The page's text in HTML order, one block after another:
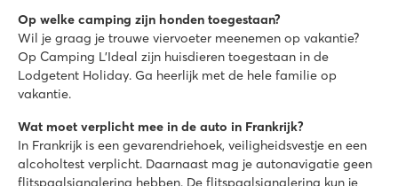
★ ★ ★ ★
Geweldig waterpark met halfpipe-glijbaan en direct aan het
Leuke activiteiten voor jong en oud, met o.a. een
Verdon Parc
Verdon Parc
Op welke camping zijn honden toegestaan?
Wil je graag je trouwe viervoeter meenemen op vakantie?
Op Camping L’Ideal zijn huisdieren toegestaan in de
Lodgetent Holiday. Ga heerlijk met de hele familie op
vakantie.
Wat moet verplicht mee in de auto in Frankrijk?
In Frankrijk is een gevarendriehoek, veiligheidsvestje en een
alcoholtest verplicht. Daarnaast mag je autonavigatie geen
flitspaalsignalering hebben. De flitspaalsignalering kun je